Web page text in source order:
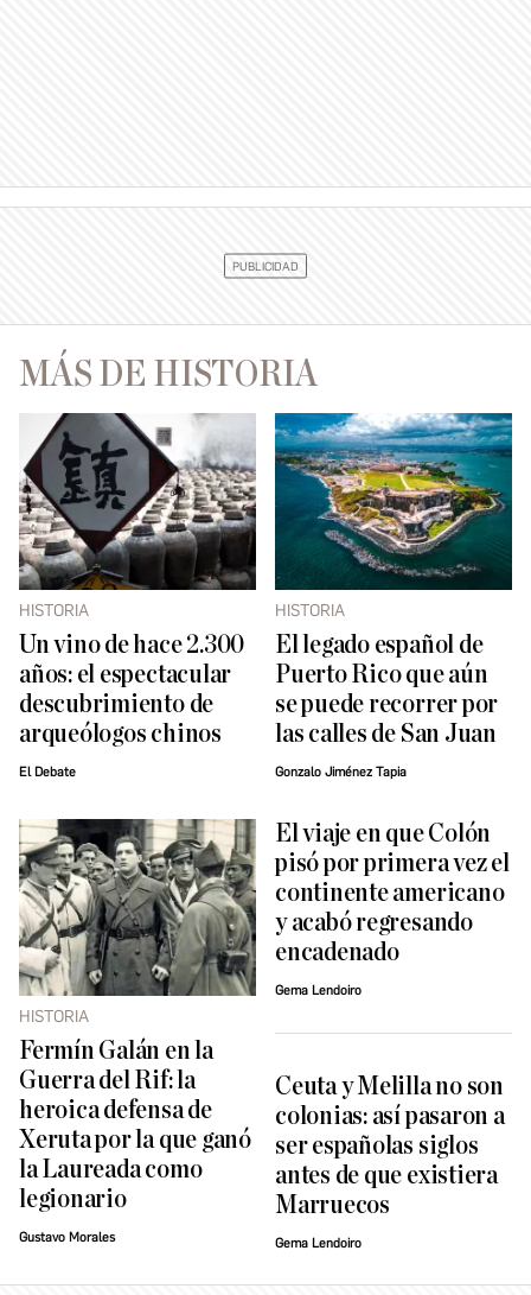
MÁS DE HISTORIA
HISTORIA
Un vino de hace 2.300
años: el espectacular
descubrimiento de
arqueólogos chinos
El Debate
HISTORIA
El legado español de
Puerto Rico que aún
se puede recorrer por
las calles de San Juan
Gonzalo Jiménez Tapia
HISTORIA
Fermín Galán en la
Guerra del Rif: la
heroica defensa de
Xeruta por la que ganó
la Laureada como
legionario
Gustavo Morales
El viaje en que Colón
pisó por primera vez el
continente americano
y acabó regresando
encadenado
Gema Lendoiro
Ceuta y Melilla no son
colonias: así pasaron a
ser españolas siglos
antes de que existiera
Marruecos
Gema Lendoiro